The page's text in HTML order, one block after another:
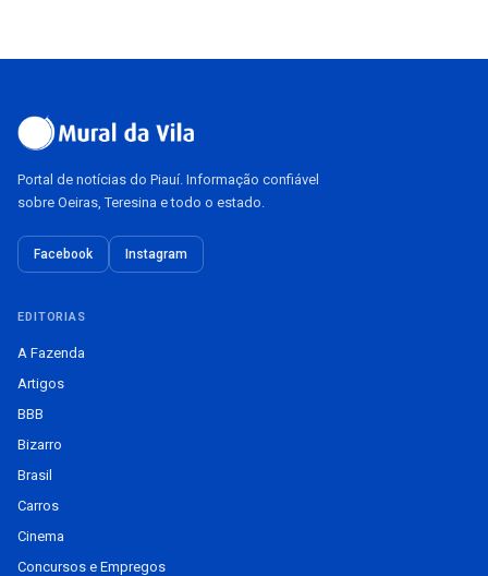
Portal de notícias do Piauí. Informação confiável
sobre Oeiras, Teresina e todo o estado.
Facebook Instagram
EDITORIAS
A Fazenda
Artigos
BBB
Bizarro
Brasil
Carros
Cinema
Concursos e Empregos